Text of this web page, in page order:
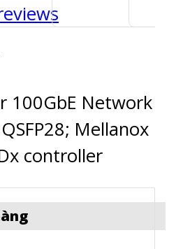
100GbE Network
Mellanox
controller